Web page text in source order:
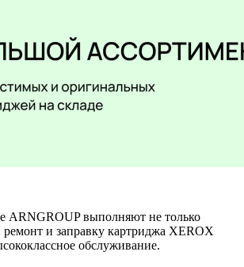
ARNGROUP выполняют не только
и заправку картриджа XEROX
обслуживание.